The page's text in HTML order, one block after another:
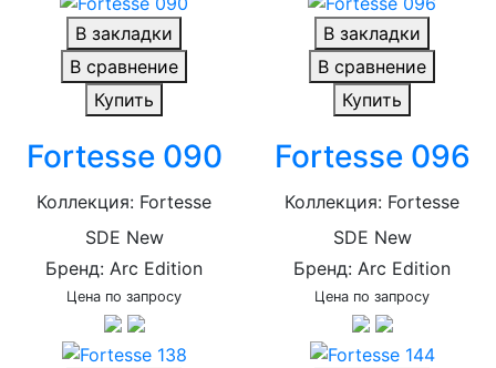
В закладки
В сравнение
Купить
Fortesse 090
Коллекция: Fortesse
SDE New
Бренд: Arc Edition
Цена по запросу
В закладки
В сравнение
Купить
Fortesse 096
Коллекция: Fortesse
SDE New
Бренд: Arc Edition
Цена по запросу